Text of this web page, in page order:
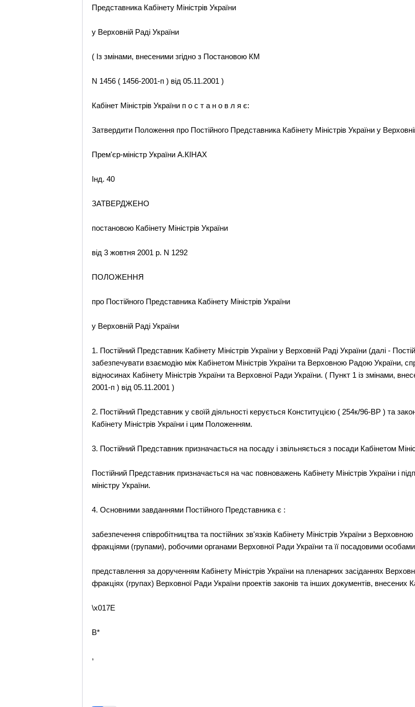
Представника Кабінету Міністрів України
у Верховній Раді України
( Із змінами, внесеними згідно з Постановою КМ
N 1456 ( 1456-2001-п ) від 05.11.2001 )
Кабінет Міністрів України п о с т а н о в л я є:
Затвердити Положення про Постійного Представника Кабінету Міністрів України у
Прем'єр-міністр України А.КІНАХ
Інд. 40
ЗАТВЕРДЖЕНО
постановою Кабінету Міністрів України
від 3 жовтня 2001 р. N 1292
ПОЛОЖЕННЯ
про Постійного Представника Кабінету Міністрів України
у Верховній Раді України
1. Постійний Представник Кабінету Міністрів України у Верховній Раді України (далі -
забезпечувати взаємодію між Кабінетом Міністрів України та Верховною Радою України,
відносинах Кабінету Міністрів України та Верховної Ради України. ( Пункт 1 із змінами,
2001-п ) від 05.11.2001 )
2. Постійний Представник у своїй діяльності керується Конституцією ( 254к/96-ВР ) та
Кабінету Міністрів України і цим Положенням.
3. Постійний Представник призначається на посаду і звільняється з посади Кабінетом
Постійний Представник призначається на час повноважень Кабінету Міністрів України і
міністру України.
4. Основними завданнями Постійного Представника є :
забезпечення співробітництва та постійних зв'язків Кабінету Міністрів України з
фракціями (групами), робочими органами Верховної Ради України та її посадовими
представлення за дорученням Кабінету Міністрів України на пленарних засіданнях
фракціях (групах) Верховної Ради України проектів законів та інших документів, внесених
\x017E
B*
,